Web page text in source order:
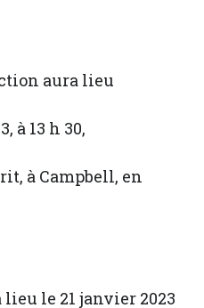
aura lieu
à 13 h 30,
à Campbell, en
le 21 janvier 2023